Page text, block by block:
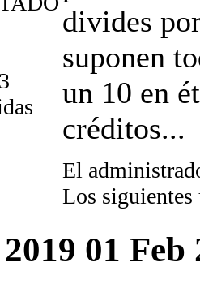
divides
suponen
un 10 en
créditos...
El
Los
01 Feb